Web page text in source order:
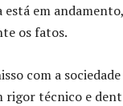
em
os fatos.
com a
rigor técnico e